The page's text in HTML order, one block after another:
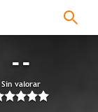
--
Sin valorar